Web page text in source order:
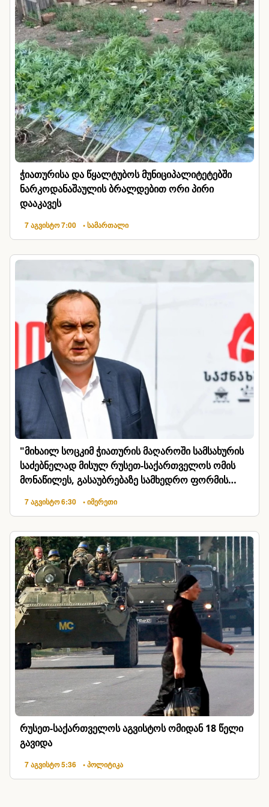
ჭიათურისა და წყალტუბოს მუნიციპალიტეტებში
ნარკოდანაშაულის ბრალდებით ორი პირი
დააკავეს
7 აგვისტო 7:00 • სამართალი
"მიხაილ სოცკიმ ჭიათურის მაღაროში სამსახურის
საძებნელად მისულ რუსეთ-საქართველოს ომის
მონაწილეს, გასაუბრებაზე სამხედრო ფორმის
7 აგვისტო 6:30 • იმერეთი
რუსეთ-საქართველოს აგვისტოს ომიდან 18 წელი
გავიდა
7 აგვისტო 5:36 • პოლიტიკა